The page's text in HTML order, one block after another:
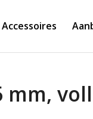
Accessoires
mm,